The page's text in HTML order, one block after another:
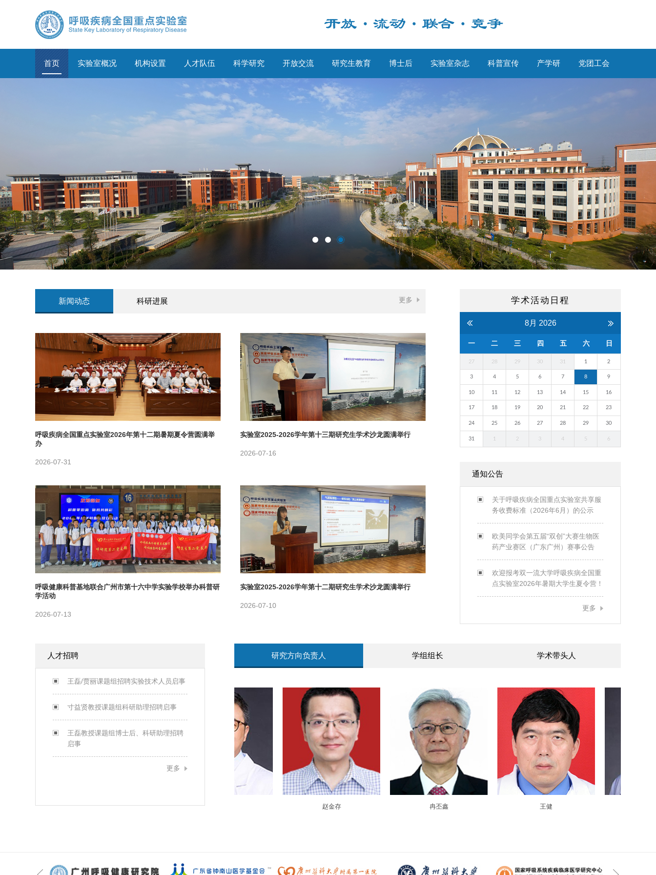
首页 实验室概况 机构设置 人才队伍 科学研究 开放交流 研究生教育 博士后 实验室杂志 科普宣传 产学研 党团工会
新闻动态 科研进展
呼吸疾病全国重点实验室2026年第十二期暑期夏令营圆满举
办
2026-07-31
实验室2025-2026学年第十三期研究生学术沙龙圆满举行
2026-07-16
呼吸健康科普基地联合广州市第十六中学实验学校举办科普研
学活动
2026-07-13
实验室2025-2026学年第十二期研究生学术沙龙圆满举行
2026-07-10
更多 学术活动日程
8月 2026
一 二 三 四 五 六 日
27 28 29 30 31 1 2
3 4 5 6 7 8 9
10 11 12 13 14 15 16
17 18 19 20 21 22 23
24 25 26 27 28 29 30
31 1 2 3 4 5 6
通知公告
关于呼吸疾病全国重点实验室共享服
务收费标准（2026年6月）的公示
欧美同学会第五届“双创”大赛生物医
药产业赛区（广东广州）赛事公告
欢迎报考双一流大学呼吸疾病全国重
点实验室2026年暑期大学生夏令营！
更多
人才招聘
王磊/贾丽课题组招聘实验技术人员启事
寸益贤教授课题组科研助理招聘启事
王磊教授课题组博士后、科研助理招聘
启事
更多
研究方向负责人 学组组长 学术带头人
王健 何建行